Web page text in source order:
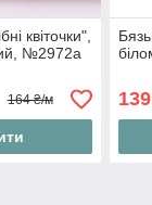
квіточки",
№2972а
164 ₴/м
Бязь